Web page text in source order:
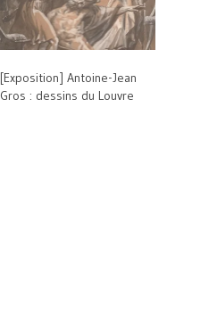
[Exposition] Antoine-Jean
Gros : dessins du Louvre